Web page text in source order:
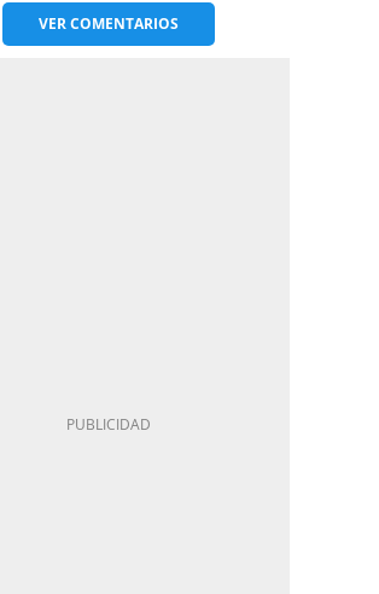
VERCOMENTARIOS